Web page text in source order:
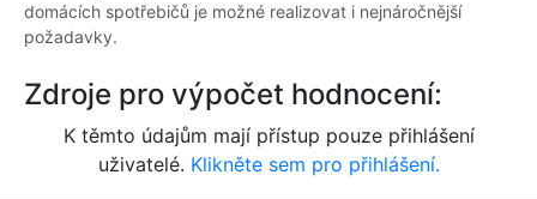
domácích spotřebičů je možné realizovat i nejnáročnější
požadavky.
Zdroje pro výpočet hodnocení:
K těmto údajům mají přístup pouze přihlášení
uživatelé. Klikněte sem pro přihlášení.